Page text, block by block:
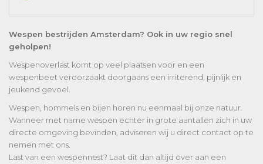
Wespen bestrijden Amsterdam? Ook in uw regio snel
geholpen!
Wespenoverlast komt op veel plaatsen voor en een
wespenbeet veroorzaakt doorgaans een irriterend, pijnlijk en
jeukend gevoel.
Wespen, hommels en bijen horen nu eenmaal bij onze natuur.
Wanneer met name wespen echter in grote aantallen zich in uw
directe omgeving bevinden, adviseren wij u direct contact op te
nemen met ons.
Last van een wespennest? Laat dit dan altijd over aan een